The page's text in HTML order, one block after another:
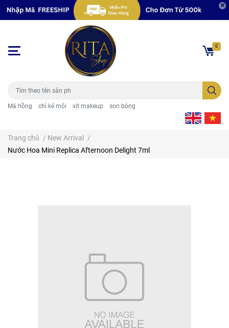
Má hồng chì kẻ môi xịt makeup son bóng
0
Trang chủ / New Arrival
/
Nước Hoa Mini Replica Afternoon Delight 7ml